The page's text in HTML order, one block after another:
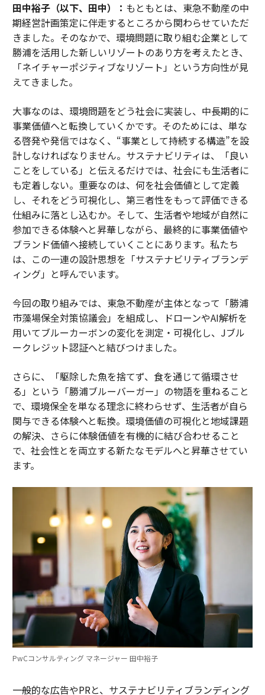
田中裕子（以下、田中）： もともとは、東急不動産の中
期経営計画策定に伴走するところから関わらせていただ
きました。そのなかで、環境問題に取り組む企業として
勝浦を活用した新しいリゾートのあり方を考えたとき、
「ネイチャーポジティブなリゾート」という方向性が見
えてきました。
大事なのは、環境問題をどう社会に実装し、中長期的に
事業価値へと転換していくかです。そのためには、単な
る啓発や発信ではなく、“事業として持続する構造”を設
計しなければなりません。サステナビリティは、「良い
ことをしている」と伝えるだけでは、社会にも生活者に
も定着しない。重要なのは、何を社会価値として定義
し、それをどう可視化し、第三者性をもって評価できる
仕組みに落とし込むか。そして、生活者や地域が自然に
参加できる体験へと昇華しながら、最終的に事業価値や
ブランド価値へ接続していくことにあります。私たち
は、この一連の設計思想を「サステナビリティブランデ
ィング」と呼んでいます。
今回の取り組みでは、東急不動産が主体となって「勝浦
市藻場保全対策協議会」を組成し、ドローンやAI解析を
用いてブルーカーボンの変化を測定・可視化し、Jブル
ークレジット認証へと結びつけました。
さらに、「駆除した魚を捨てず、食を通じて循環させ
る」という「勝浦ブルーバーガー」の物語を重ねること
で、環境保全を単なる理念に終わらせず、生活者が自ら
関与できる体験へと転換。環境価値の可視化と地域課題
の解決、さらに体験価値を有機的に結び合わせること
で、社会性とを両立する新たなモデルへと昇華させてい
ます。
PwCコンサルティング マネージャー 田中裕子
――一般的な広告やPRと、サステナビリティブランディング